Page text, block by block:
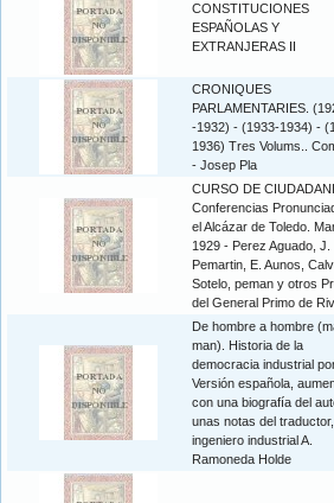
CONSTITUCIONES
ESPAÑOLAS Y
EXTRANJERAS II
CRONIQUES
PARLAMENTARIES.
-1932) - (1933-1934) -
1936) Tres Volums..
- Josep Pla
CURSO DE
Conferencias
el Alcázar de Toledo.
1929 - Perez Aguado, J.
Pemartin, E. Aunos,
Sotelo, peman y otros
del General Primo de
De hombre a hombre
man). Historia de la
democracia industrial
Versión española,
con una biografía del
unas notas del traductor,
ingeniero industrial A.
Ramoneda Holde